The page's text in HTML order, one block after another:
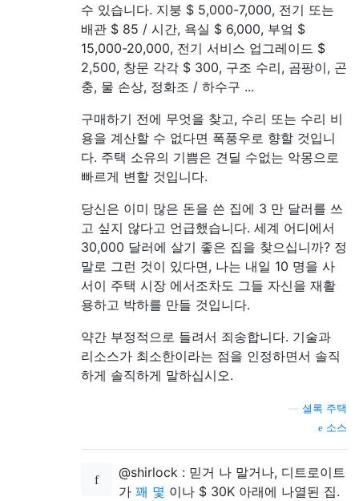
수 있습니다. 지붕 $ 5,000-7,000, 전기 또는
배관 $ 85 / 시간, 욕실 $ 6,000, 부엌 $
15,000-20,000, 전기 서비스 업그레이드 $
2,500, 창문 각각 $ 300, 구조 수리, 곰팡이, 곤
충, 물 손상, 정화조 / 하수구 ...
구매하기 전에 무엇을 찾고, 수리 또는 수리 비
용을 계산할 수 없다면 폭풍우로 향할 것입니
다. 주택 소유의 기쁨은 견딜 수없는 악몽으로
빠르게 변할 것입니다.
당신은 이미 많은 돈을 쓴 집에 3 만 달러를 쓰
고 싶지 않다고 언급했습니다. 세계 어디에서
30,000 달러에 살기 좋은 집을 찾으십니까? 정
말로 그런 것이 있다면, 나는 내일 10 명을 사
서이 주택 시장 에서조차도 그들 자신을 재활
용하고 박하를 만들 것입니다.
약간 부정적으로 들려서 죄송합니다. 기술과
리소스가 최소한이라는 점을 인정하면서 솔직
하게 솔직하게 말하십시오.
셜록 주택
소스
@shirlock : 믿거 나 말거나, 디트로이트
가 꽤 몇 이나 $ 30K 아래에 나열된 집.